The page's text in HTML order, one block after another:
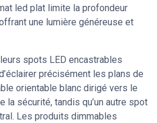
led plat limite la profondeur
une lumière généreuse et
spots LED encastrables
précisément les plans de
orientable blanc dirigé vers le
la sécurité, tandis qu’un autre spot
Les produits dimmables